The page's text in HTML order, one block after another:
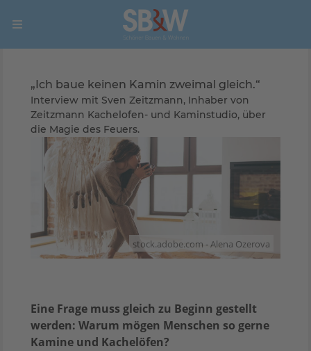
„Ich baue keinen Kamin zweimal gleich.“
Interview mit Sven Zeitzmann, Inhaber von
Zeitzmann Kachelofen- und Kaminstudio, über
die Magie des Feuers.
stock.adobe.com - Alena Ozerova
Eine Frage muss gleich zu Beginn gestellt
werden: Warum mögen Menschen so gerne
Kamine und Kachelöfen?